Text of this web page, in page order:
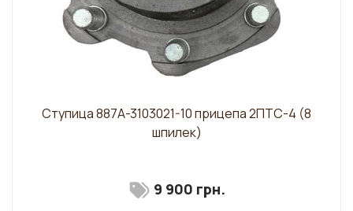
Ступица 887А-3103021-10 прицепа 2ПТС-4 (8
шпилек)
9 900 грн.